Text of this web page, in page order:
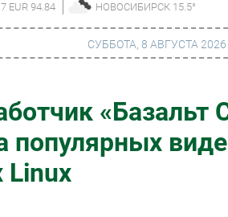
EUR 94.84 НОВОСИБИРСК 15.5°
Финансы
Web
СУББОТА, 8 АВГУСТА 2026
«Базальт
популярных
Linux